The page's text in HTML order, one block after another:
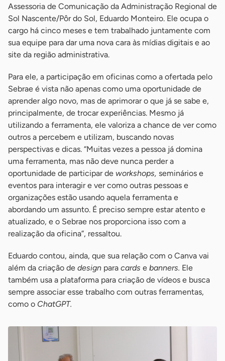
Assessoria de Comunicação da Administração Regional de
Sol Nascente/Pôr do Sol, Eduardo Monteiro. Ele ocupa o
cargo há cinco meses e tem trabalhado juntamente com
sua equipe para dar uma nova cara às mídias digitais e ao
site da região administrativa.
Para ele, a participação em oficinas como a ofertada pelo
Sebrae é vista não apenas como uma oportunidade de
aprender algo novo, mas de aprimorar o que já se sabe e,
principalmente, de trocar experiências. Mesmo já
utilizando a ferramenta, ele valoriza a chance de ver como
outros a percebem e utilizam, buscando novas
perspectivas e dicas. “Muitas vezes a pessoa já domina
uma ferramenta, mas não deve nunca perder a
oportunidade de participar de workshops, seminários e
eventos para interagir e ver como outras pessoas e
organizações estão usando aquela ferramenta e
abordando um assunto. É preciso sempre estar atento e
atualizado, e o Sebrae nos proporciona isso com a
realização da oficina”, ressaltou.
Eduardo contou, ainda, que sua relação com o Canva vai
além da criação de design para cards e banners. Ele
também usa a plataforma para criação de vídeos e busca
sempre associar esse trabalho com outras ferramentas,
como o ChatGPT.